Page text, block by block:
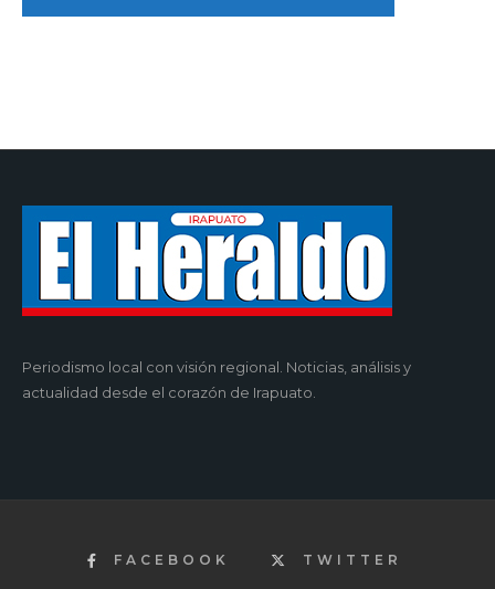
Periodismo local con visión regional. Noticias, análisis y
actualidad desde el corazón de Irapuato.
FACEBOOK TWITTER